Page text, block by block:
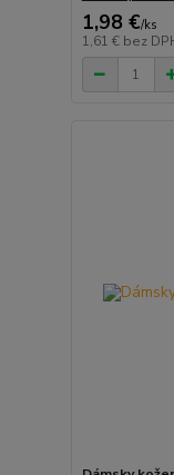
1,98 €/ks
1,61 € bez